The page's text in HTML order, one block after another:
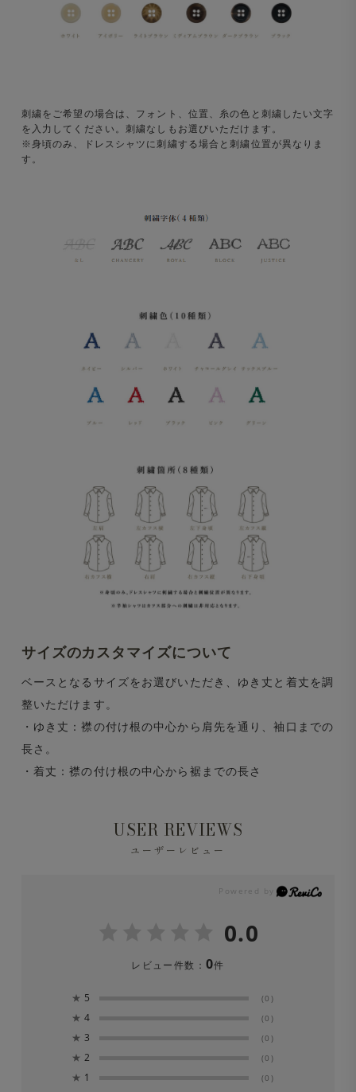
刺繍をご希望の場合は、フォント、位置、糸の色と刺繍したい文字
を入力してください。刺繍なしもお選びいただけます。
※身頃のみ、ドレスシャツに刺繍する場合と刺繍位置が異なりま
す。
サイズのカスタマイズについて
ベースとなるサイズをお選びいただき、ゆき丈と着丈を調
整いただけます。
・ゆき丈：襟の付け根の中心から肩先を通り、袖口までの
長さ。
・着丈：襟の付け根の中心から裾までの長さ
USER REVIEWS
ユーザーレビュー
0.0
レビュー件数： 0件
★ 5 (0)
★ 4 (0)
★ 3 (0)
★ 2 (0)
★ 1 (0)